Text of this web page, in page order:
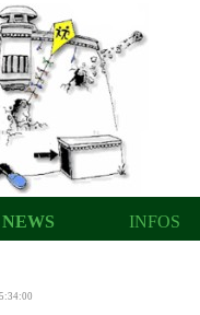
NEWS INFOS